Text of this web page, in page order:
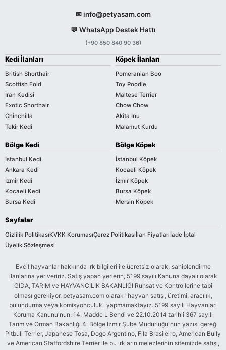
✉ info@petyasam.com
💬 WhatsApp Destek Hattı
(+90 850 840 90 36)
Kedi İlanları
British Shorthair
Scottish Fold
İran Kedisi
Exotic Shorthair
Chinchilla
Tekir Kedi
Köpek İlanları
Pomeranian Boo
Toy Poodle
Maltese Terrier
Chow Chow
Akita Inu
Malamut Kurdu
Bölge Kedi
İstanbul Kedi
Ankara Kedi
İzmir Kedi
Kocaeli Kedi
Bursa Kedi
Bölge Köpek
İstanbul Köpek
Kocaeli Köpek
İzmir Köpek
Bursa Köpek
Mersin Köpek
Sayfalar
Gizlilik PolitikasıKVKK KorumasıÇerez Politikasıİlan Fiyatlarıİade İptal
Üyelik Sözleşmesi
Evcil hayvanlar hakkında ırk bilgileri ile ücretsiz olarak, sahiplendirme
ilanlarına yer veririz. Satış yapan yerlerin, 5199 sayılı Kanuna dayalı olarak
GIDA, TARIM ve HAYVANCILIK BAKANLIĞI Ruhsat ve Kontrollerine tabi
olması gerekiyor. petyasam.com olarak "hayvan satışı, üretimi, aracılık,
bulundurma veya komisyonculuk" yapmamaktayız. 5199 sayılı Hayvanları
Koruma Kanunu'nun, 14. Madde L Bendi ve 22.10.2014 tarihli 367 sayılı
Tarım ve Orman Bakanlığı 4. Bölge İzmir Şube Müdürlüğü'nün yazısı gereği
Pitbull Terrier, Japanese Tosa, Dogo Argentino, Fila Brasileiro, American Bully
ve American Staffordshire Terrier ile bu ırkların melezlerinin sitemizde satışı,